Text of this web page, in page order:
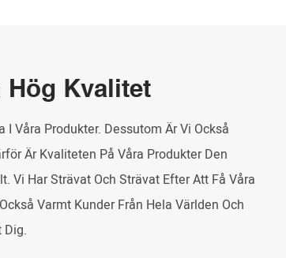
Hög Kvalitet
Våra Produkter. Dessutom Är Vi Också
Är Kvaliteten På Våra Produkter Den
Vi Har Strävat Och Strävat Efter Att Få Våra
Varmt Kunder Från Hela Världen Och
Dig.